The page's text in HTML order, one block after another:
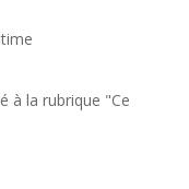
à la rubrique "Ce